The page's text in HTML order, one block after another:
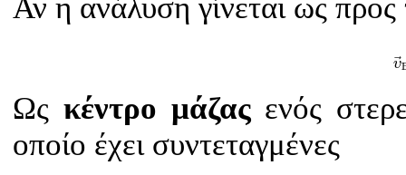
Αν η ανάλυση γίνεται ως
υ
υ
Ως κέντρο μάζαςενός
οποίο έχει συντεταγμένες